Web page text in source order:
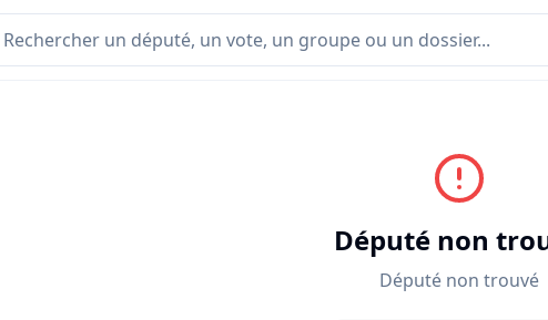
Député non
Député non trouvé